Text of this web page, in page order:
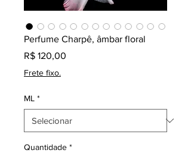
Perfume Charpê, âmbar floral
R$ 120,00
Frete fixo.
ML *
Quantidade *